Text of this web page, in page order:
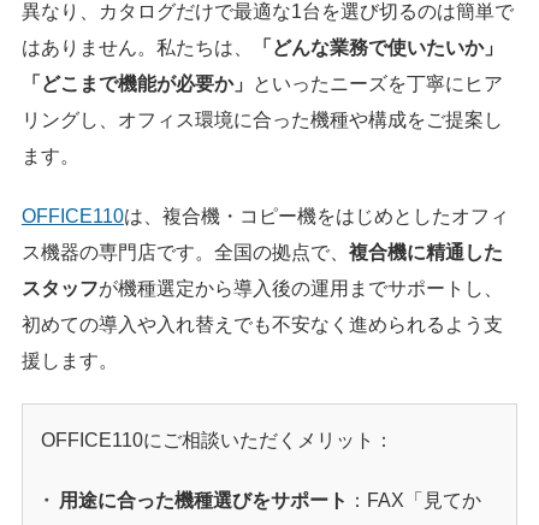
異なり、カタログだけで最適な1台を選び切るのは簡単で
はありません。私たちは、
「どんな業務で使いたいか」
「どこまで機能が必要か」
といったニーズを丁寧にヒア
リングし、オフィス環境に合った機種や構成をご提案し
ます。
OFFICE110は、複合機・コピー機をはじめとしたオフィ
ス機器の専門店です。全国の拠点で、 複合機に精通した
スタッフが機種選定から導入後の運用までサポートし、
初めての導入や入れ替えでも不安なく進められるよう支
援します。
OFFICE110にご相談いただくメリット：
用途に合った機種選びをサポート ：FAX「見てか